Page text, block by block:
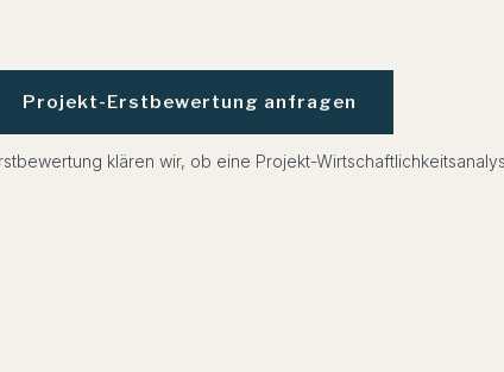
Projekt-Erstbewertung anfragen
klären wir, ob eine Projekt-